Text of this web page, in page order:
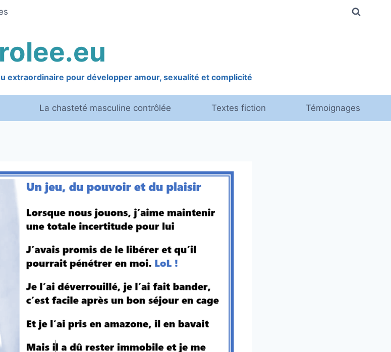
extraordinaire pour développer amour, sexualité et complicité
La chasteté masculine contrôlée Textes fiction Témoignages